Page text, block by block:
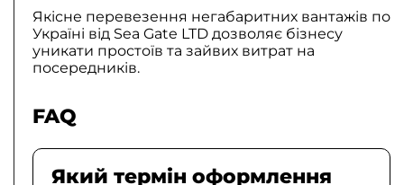
Якісне перевезення негабаритних вантажів по
Україні від Sea Gate LTD дозволяє бізнесу
уникати простоїв та зайвих витрат на
посередників.
FAQ
Який термін оформлення